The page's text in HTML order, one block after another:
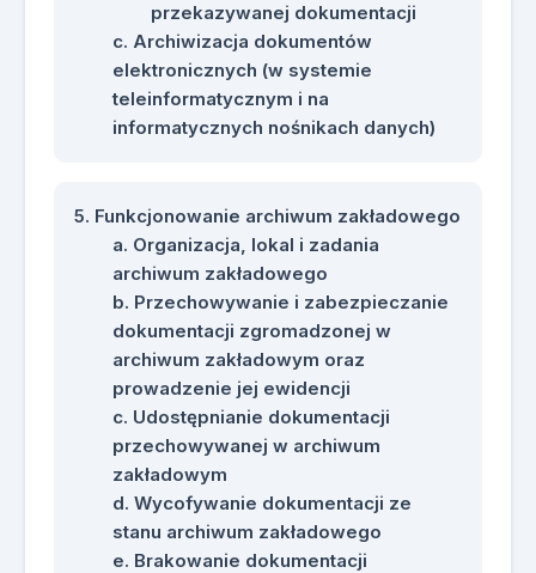
przekazywanej dokumentacji
Archiwizacja dokumentów
elektronicznych (w systemie
teleinformatycznym i na
informatycznych nośnikach danych)
Funkcjonowanie archiwum zakładowego
Organizacja, lokal i zadania
archiwum zakładowego
Przechowywanie i zabezpieczanie
dokumentacji zgromadzonej w
archiwum zakładowym oraz
prowadzenie jej ewidencji
Udostępnianie dokumentacji
przechowywanej w archiwum
zakładowym
Wycofywanie dokumentacji ze
stanu archiwum zakładowego
Brakowanie dokumentacji